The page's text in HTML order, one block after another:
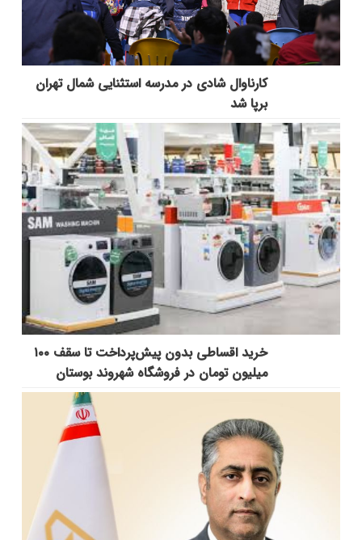
کارناوال شادی در مدرسه استثنایی شمال تهران
برپا شد
خرید اقساطی بدون پیش‌پرداخت تا سقف ۱۰۰
میلیون تومان در فروشگاه شهروند بوستان